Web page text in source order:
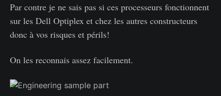
Par contre je ne sais pas si ces processeurs fonctionnent
sur les Dell Optiplex et chez les autres constructeurs
donc à vos risques et périls!
On les reconnais assez facilement.